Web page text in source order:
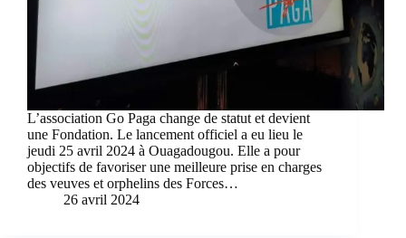
L’association Go Paga change de statut et devient
une Fondation. Le lancement officiel a eu lieu le
jeudi 25 avril 2024 à Ouagadougou. Elle a pour
objectifs de favoriser une meilleure prise en charges
des veuves et orphelins des Forces…
26 avril 2024